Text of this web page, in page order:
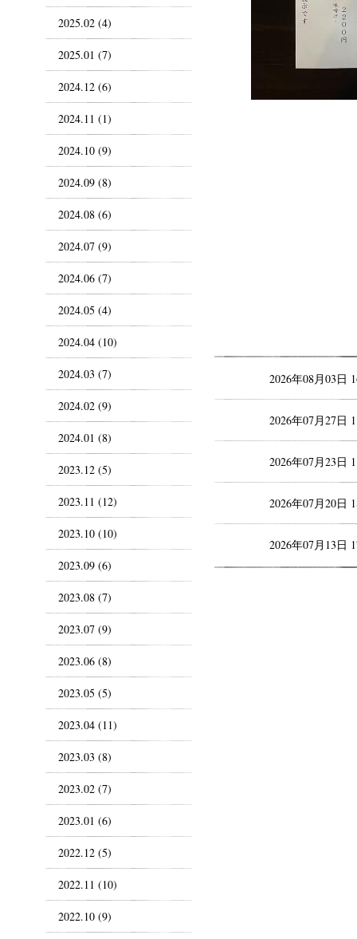
2026年08月03日
2026年07月27日
2026年07月23日
2026年07月20日
2026年07月13日
2025.02 (4)
2025.01 (7)
2024.12 (6)
2024.11 (1)
2024.10 (9)
2024.09 (8)
2024.08 (6)
2024.07 (9)
2024.06 (7)
2024.05 (4)
2024.04 (10)
2024.03 (7)
2024.02 (9)
2024.01 (8)
2023.12 (5)
2023.11 (12)
2023.10 (10)
2023.09 (6)
2023.08 (7)
2023.07 (9)
2023.06 (8)
2023.05 (5)
2023.04 (11)
2023.03 (8)
2023.02 (7)
2023.01 (6)
2022.12 (5)
2022.11 (10)
2022.10 (9)